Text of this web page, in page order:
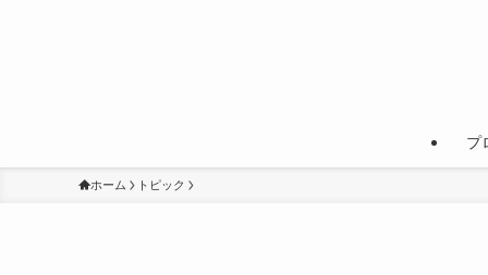
プ
ホーム トピック